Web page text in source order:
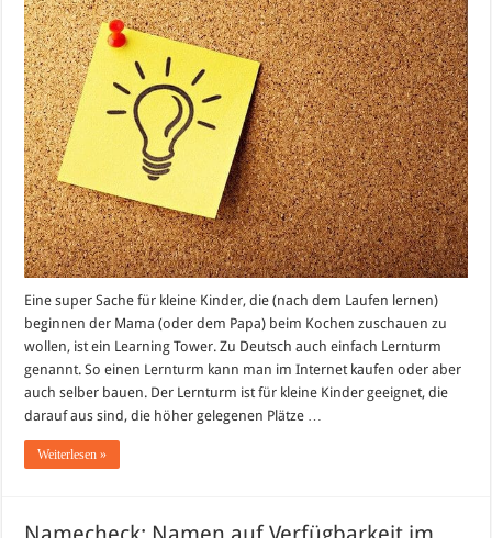
Tower)
Selber
bauen
oder
Kaufen?
Eine super Sache für kleine Kinder, die (nach dem Laufen lernen)
beginnen der Mama (oder dem Papa) beim Kochen zuschauen zu
wollen, ist ein Learning Tower. Zu Deutsch auch einfach Lernturm
genannt. So einen Lernturm kann man im Internet kaufen oder aber
auch selber bauen. Der Lernturm ist für kleine Kinder geeignet, die
darauf aus sind, die höher gelegenen Plätze …
Weiterlesen »